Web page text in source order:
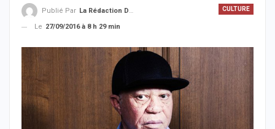
CULTURE
Publié Par La Rédaction De La SenTV.info
Le 27/09/2016 à 8 h 29 min